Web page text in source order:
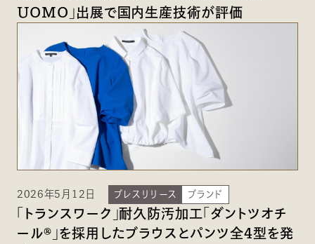
UOMO」出展で国内生産技術が評価
2026年5月12日 プレスリリース ブランド
「トランスワーク」耐久防汚加工「ダントツオチ
ール®」を採用したブラウスとパンツ全4型を発